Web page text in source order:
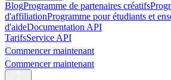
BlogProgramme de partenaires créatifs
d'affiliationProgramme pour étudiants et
d'aideDocumentation API
TarifsService API
Commencer maintenant
Commencer maintenant